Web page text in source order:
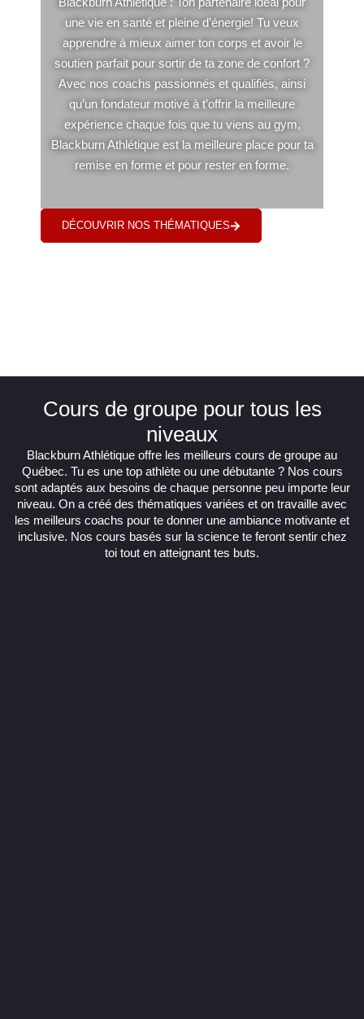
une vie en santé et pleine d’énergie! Tu veux
apprendre à mieux aimer ton corps et avoir le
soutien parfait pour sortir de ta zone de confort ?
Avec nos coachs passionnés et qualifiés, ainsi
qu’un fondateur motivé à t’offrir la meilleure
expérience chaque fois que tu viens au gym,
Blackburn Athlétique est la meilleure place pour ta
remise en forme et pour rester en forme.
DÉCOUVRIR NOS THÉMATIQUES
Cours de groupe pour tous les
niveaux
Blackburn Athlétique offre les meilleurs cours de groupe au
Québec. Tu es une top athlète ou une débutante ? Nos cours
sont adaptés aux besoins de chaque personne peu importe leur
niveau. On a créé des thématiques variées et on travaille avec
les meilleurs coachs pour te donner une ambiance motivante et
inclusive. Nos cours basés sur la science te feront sentir chez
toi tout en atteignant tes buts.